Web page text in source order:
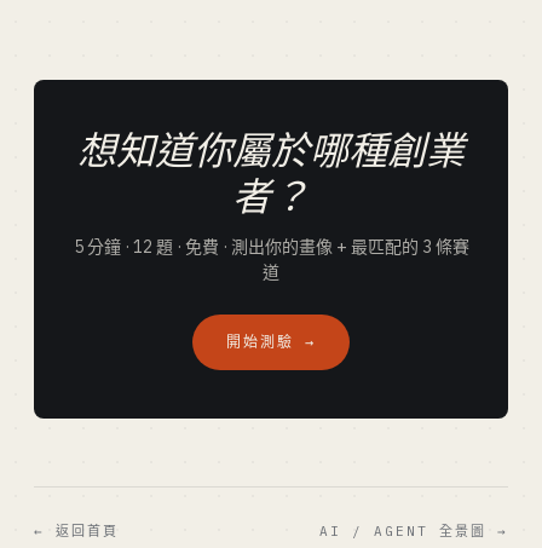
想知道你屬於哪種創業
者？
5 分鐘 · 12 題 · 免費 · 測出你的畫像 + 最匹配的 3 條賽
道
開始測驗 →
← 返回首頁 AI / AGENT 全景圖 →